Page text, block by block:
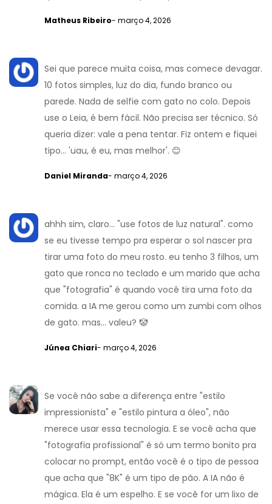
Matheus Ribeiro- março 4, 2026
Sei que parece muita coisa, mas comece devagar.
10 fotos simples, luz do dia, fundo branco ou
parede. Nada de selfie com gato no colo. Depois
use o Leia, é bem fácil. Não precisa ser técnico. Só
queria dizer: vale a pena tentar. Fiz ontem e fiquei
tipo... 'uau, é eu, mas melhor'. 😊
Daniel Miranda- março 4, 2026
ahhh sim, claro... "use fotos de luz natural". como
se eu tivesse tempo pra esperar o sol nascer pra
tirar uma foto do meu rosto. eu tenho 3 filhos, um
gato que ronca no teclado e um marido que acha
que "fotografia" é quando você tira uma foto da
comida. a IA me gerou como um zumbi com olhos
de gato. mas... valeu? 🤡
Júnea Chiari- março 4, 2026
Se você não sabe a diferença entre "estilo
impressionista" e "estilo pintura a óleo", não
merece usar essa tecnologia. E se você acha que
"fotografia profissional" é só um termo bonito pra
colocar no prompt, então você é o tipo de pessoa
que acha que "8K" é um tipo de pão. A IA não é
mágica. Ela é um espelho. E se você for um lixo de